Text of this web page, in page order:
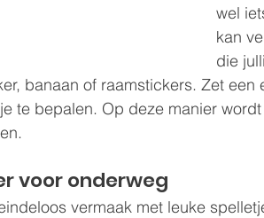
wel
kan
die
banaan of raamstickers. Zet
te bepalen. Op deze manier
voor onderweg
vermaak met leuke